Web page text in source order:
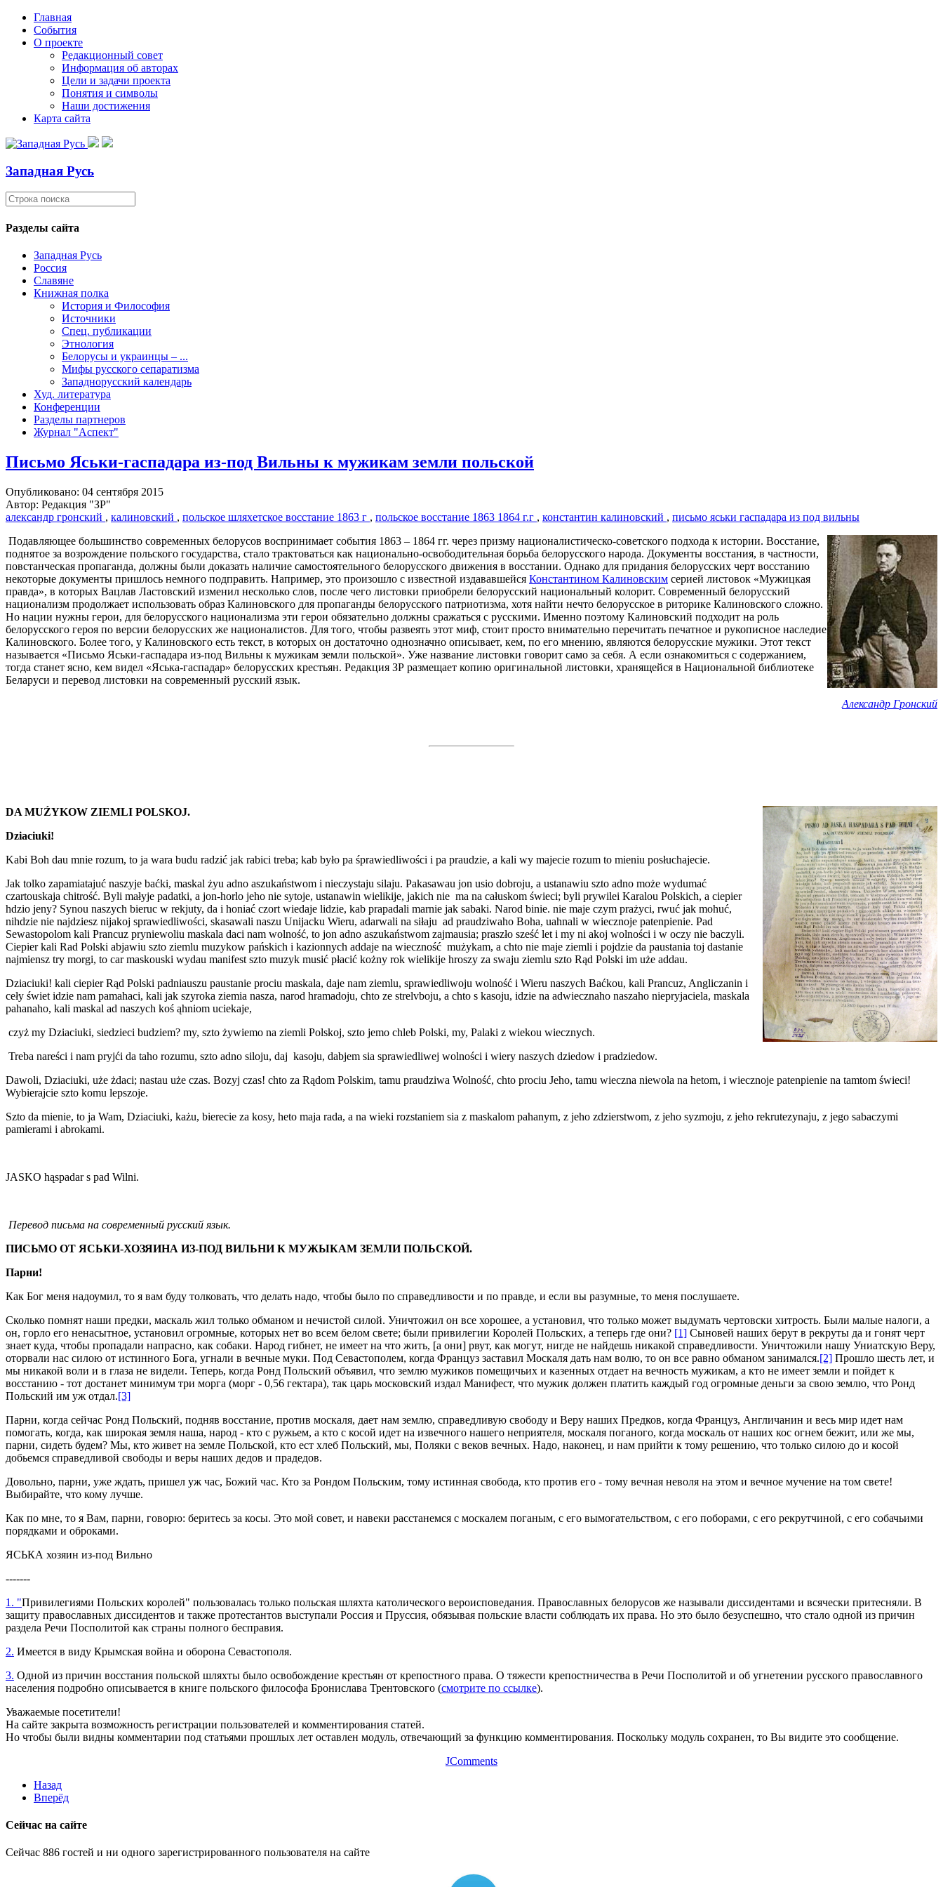
Главная
События
О проекте
Редакционный совет
Информация об авторах
Цели и задачи проекта
Понятия и символы
Наши достижения
Карта сайта
Западная Русь
Разделы сайта
Западная Русь
Россия
Славяне
Книжная полка
История и Философия
Источники
Спец. публикации
Этнология
Белорусы и украинцы – ...
Мифы русского сепаратизма
Западнорусский календарь
Худ. литература
Конференции
Разделы партнеров
Журнал "Аспект"
Письмо Яськи-гаспадара из-под Вильны к мужикам земли польской
Опубликовано: 04 сентября 2015
Автор: Редакция "ЗР"
александр гронский , калиновский , польское шляхетское восстание 1863 г , польское восстание 1863 1864 г.г , константин калиновский , письмо яськи гаспадара из под вильны
Подавляющее большинство современных белорусов воспринимает события 1863 – 1864 гг. через призму националистическо-советского подхода к истории. Восстание,
поднятое за возрождение польского государства, стало трактоваться как национально-освободительная борьба белорусского народа. Документы восстания, в частности,
повстанческая пропаганда, должны были доказать наличие самостоятельного белорусского движения в восстании. Однако для придания белорусских черт восстанию
некоторые документы пришлось немного подправить. Например, это произошло с известной издававшейся Константином Калиновским серией листовок «Мужицкая
правда», в которых Вацлав Ластовский изменил несколько слов, после чего листовки приобрели белорусский национальный колорит. Современный белорусский
национализм продолжает использовать образ Калиновского для пропаганды белорусского патриотизма, хотя найти нечто белорусское в риторике Калиновского сложно.
Но нации нужны герои, для белорусского национализма эти герои обязательно должны сражаться с русскими. Именно поэтому Калиновский подходит на роль
белорусского героя по версии белорусских же националистов. Для того, чтобы развеять этот миф, стоит просто внимательно перечитать печатное и рукописное наследие
Калиновского. Более того, у Калиновского есть текст, в которых он достаточно однозначно описывает, кем, по его мнению, являются белорусские мужики. Этот текст
называется «Письмо Яськи-гаспадара из-под Вильны к мужикам земли польской». Уже название листовки говорит само за себя. А если ознакомиться с содержанием,
тогда станет ясно, кем видел «Яська-гаспадар» белорусских крестьян. Редакция ЗР размещает копию оригинальной листовки, хранящейся в Национальной библиотеке
Беларуси и перевод листовки на современный русский язык.
Александр Гронский
DA MUŹYKOW ZIEMLI POLSKOJ.
Dziaciuki!
Kabi Boh dau mnie rozum, to ja wara budu radzić jak rabici treba; kab było pa śprawiedliwości i pa praudzie, a kali wy majecie rozum to mieniu posłuchajecie.
Jak tolko zapamiatajuć naszyje baćki, maskal żyu adno aszukaństwom i nieczystaju silaju. Pakasawau jon usio dobroju, a ustanawiu szto adno może wydumać
czartouskaja chitrość. Byli małyje padatki, a jon-horlo jeho nie sytoje, ustanawin wielikije, jakich nie ma na całuskom świeci; byli prywilei Karalou Polskich, a ciepier
hdzio jeny? Synou naszych bieruc w rekjuty, da i honiać czort wiedaje lidzie, kab prapadali marnie jak sabaki. Narod binie. nie maje czym prażyci, rwuć jak mohuć,
nihdzie nie najdziesz nijakoj sprawiedliwości, skasawali naszu Unijacku Wieru, adarwali na siłaju ad praudziwaho Boha, uahnali w wiecznoje patenpienie. Pad
Sewastopolom kali Prancuz pryniewoliu maskala daci nam wolność, to jon adno aszukaństwom zajmausia; praszło sześć let i my ni akoj wolności i w oczy nie baczyli.
Ciepier kali Rad Polski abjawiu szto ziemlu muzykow pańskich i kazionnych addaje na wieczność mużykam, a chto nie maje ziemli i pojdzie da paustania toj dastanie
najmiensz try morgi, to car maskouski wydau manifest szto muzyk musić płacić kożny rok wielikije hroszy za swaju ziemlu szto Rąd Polski im uże addau.
Dziaciuki! kali ciepier Rąd Polski padniauszu paustanie prociu maskala, daje nam ziemlu, sprawiedliwoju wolność i Wieru naszych Baćkou, kali Prancuz, Angliczanin i
ceły świet idzie nam pamahaci, kali jak szyroka ziemia nasza, narod hramadoju, chto ze strelvboju, a chto s kasoju, idzie na adwiecznaho naszaho niepryjaciela, maskala
pahanaho, kali maskal ad naszych koś ąhniom uciekaje,
czyż my Dziaciuki, siedzieci budziem? my, szto żywiemo na ziemli Polskoj, szto jemo chleb Polski, my, Palaki z wiekou wiecznych.
Treba nareści i nam pryjći da taho rozumu, szto adno siloju, daj kasoju, dabjem sia sprawiedliwej wolności i wiery naszych dziedow i pradziedow.
Dawoli, Dziaciuki, uże żdaci; nastau uże czas. Bozyj czas! chto za Rądom Polskim, tamu praudziwa Wolność, chto prociu Jeho, tamu wieczna niewola na hetom, i wiecznoje patenpienie na tamtom świeci!
Wybierajcie szto komu lepszoje.
Szto da mienie, to ja Wam, Dziaciuki, każu, bierecie za kosy, heto maja rada, a na wieki rozstaniem sia z maskalom pahanym, z jeho zdzierstwom, z jeho syzmoju, z jeho rekrutezynaju, z jego sabaczymi
pamierami i abrokami.
JASKO hąspadar s pad Wilni.
Перевод письма на современный русский язык.
ПИСЬМО ОТ ЯСЬКИ-ХОЗЯИНА ИЗ-ПОД ВИЛЬНИ К МУЖЫКАМ ЗЕМЛИ ПОЛЬСКОЙ.
Парни!
Как Бог меня надоумил, то я вам буду толковать, что делать надо, чтобы было по справедливости и по правде, и если вы разумные, то меня послушаете.
Сколько помнят наши предки, маскаль жил только обманом и нечистой силой. Уничтожил он все хорошее, а установил, что только может выдумать чертовски хитрость. Были малые налоги, а
он, горло его ненасытное, установил огромные, которых нет во всем белом свете; были привилегии Королей Польских, а теперь где они? [1] Сыновей наших берут в рекруты да и гонят черт
знает куда, чтобы пропадали напрасно, как собаки. Народ гибнет, не имеет на что жить, [а они] рвут, как могут, нигде не найдешь никакой справедливости. Уничтожили нашу Униатскую Веру,
оторвали нас силою от истинного Бога, угнали в вечные муки. Под Севастополем, когда Француз заставил Москаля дать нам волю, то он все равно обманом занимался.[2] Прошло шесть лет, и
мы никакой воли и в глаза не видели. Теперь, когда Ронд Польский объявил, что землю мужиков помещичьих и казенных отдает на вечность мужикам, а кто не имеет земли и пойдет к
восстанию - тот достанет минимум три морга (морг - 0,56 гектара), так царь московский издал Манифест, что мужик должен платить каждый год огромные деньги за свою землю, что Ронд
Польский им уж отдал.[3]
Парни, когда сейчас Ронд Польский, подняв восстание, против москаля, дает нам землю, справедливую свободу и Веру наших Предков, когда Француз, Англичанин и весь мир идет нам
помогать, когда, как широкая земля наша, народ - кто с ружьем, а кто с косой идет на извечного нашего неприятеля, москаля поганого, когда москаль от наших кос огнем бежит, или же мы,
парни, сидеть будем? Мы, кто живет на земле Польской, кто ест хлеб Польский, мы, Поляки с веков вечных. Надо, наконец, и нам прийти к тому решению, что только силою до и косой
добьемся справедливой свободы и веры наших дедов и прадедов.
Довольно, парни, уже ждать, пришел уж час, Божий час. Кто за Рондом Польским, тому истинная свобода, кто против его - тому вечная неволя на этом и вечное мучение на том свете!
Выбирайте, что кому лучше.
Как по мне, то я Вам, парни, говорю: беритесь за косы. Это мой совет, и навеки расстанемся с москалем поганым, с его вымогательством, с его поборами, с его рекрутчиной, с его собачьими
порядками и оброками.
ЯСЬКА хозяин из-под Вильно
-------
1. "Привилегиями Польских королей" пользовалась только польская шляхта католического вероисповедания. Православных белорусов же называли диссидентами и всячески притесняли. В
защиту православных диссидентов и также протестантов выступали Россия и Пруссия, обязывая польские власти соблюдать их права. Но это было безуспешно, что стало одной из причин
раздела Речи Посполитой как страны полного бесправия.
2. Имеется в виду Крымская война и оборона Севастополя.
3. Одной из причин восстания польской шляхты было освобождение крестьян от крепостного права. О тяжести крепостничества в Речи Посполитой и об угнетении русского православного
населения подробно описывается в книге польского философа Бронислава Трентовского (смотрите по ссылке).
Уважаемые посетители!
На сайте закрыта возможность регистрации пользователей и комментирования статей.
Но чтобы были видны комментарии под статьями прошлых лет оставлен модуль, отвечающий за функцию комментирования. Поскольку модуль сохранен, то Вы видите это сообщение.
JComments
Назад
Вперёд
Сейчас на сайте
Сейчас 886 гостей и ни одного зарегистрированного пользователя на сайте